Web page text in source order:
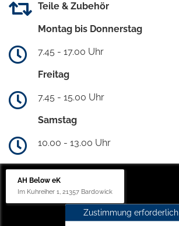
Teile & Zubehör
Montag bis Donnerstag
7.45 - 17.00 Uhr
Freitag
7.45 - 15.00 Uhr
Samstag
10.00 - 13.00 Uhr
AH Below eK
Im Kuhreiher 1, 21357 Bardowick
Zustimmung erforderlich